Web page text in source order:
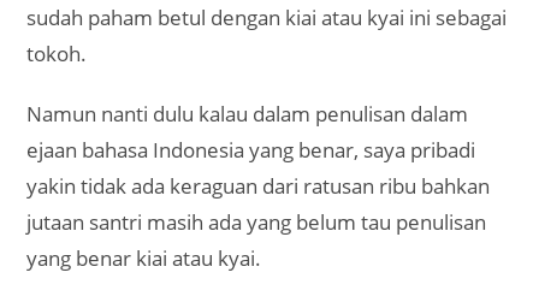
sudah paham betul dengan kiai atau kyai ini sebagai
tokoh.
Namun nanti dulu kalau dalam penulisan dalam
ejaan bahasa Indonesia yang benar, saya pribadi
yakin tidak ada keraguan dari ratusan ribu bahkan
jutaan santri masih ada yang belum tau penulisan
yang benar kiai atau kyai.